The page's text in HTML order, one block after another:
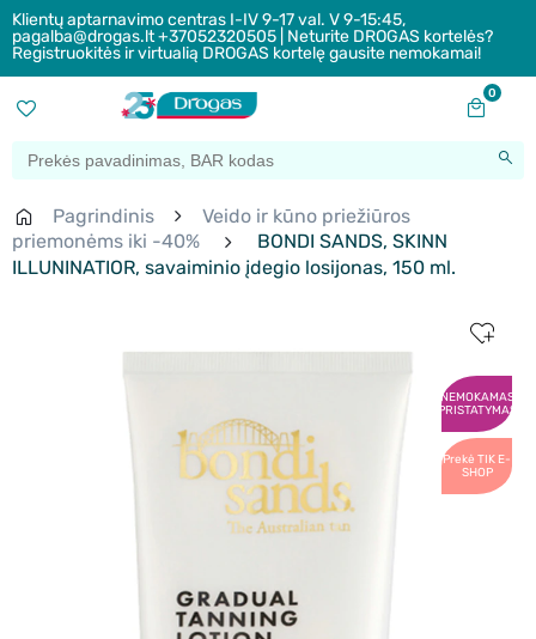
Klientų aptarnavimo centras I-IV 9-17 val. V 9-15:45,
pagalba@drogas.lt +37052320505 | Neturite DROGAS kortelės?
Registruokitės ir virtualią DROGAS kortelę gausite nemokamai!
0
Pagrindinis
Veido ir kūno priežiūros
priemonėms iki -40%
BONDI SANDS, SKINN
ILLUNINATIOR, savaiminio įdegio losijonas, 150 ml.
NEMOKAMAS
PRISTATYMAS
Prekė TIK E-
SHOP